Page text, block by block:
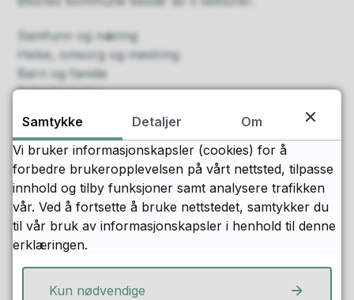
Samfunn og næring
Helse, omsorg og mestring
Barn og familie
Fellestjenester
Sist endret 08.07.2026 23.41
Fant du det du lette etter?
Samtykke Detaljer
Om
Vi bruker informasjonskapsler (cookies) for å
forbedre brukeropplevelsen på vårt nettsted, tilpasse
innhold og tilby funksjoner samt analysere trafikken
vår. Ved å fortsette å bruke nettstedet, samtykker du
til vår bruk av informasjonskapsler i henhold til denne
erklæringen.
Kun nødvendige